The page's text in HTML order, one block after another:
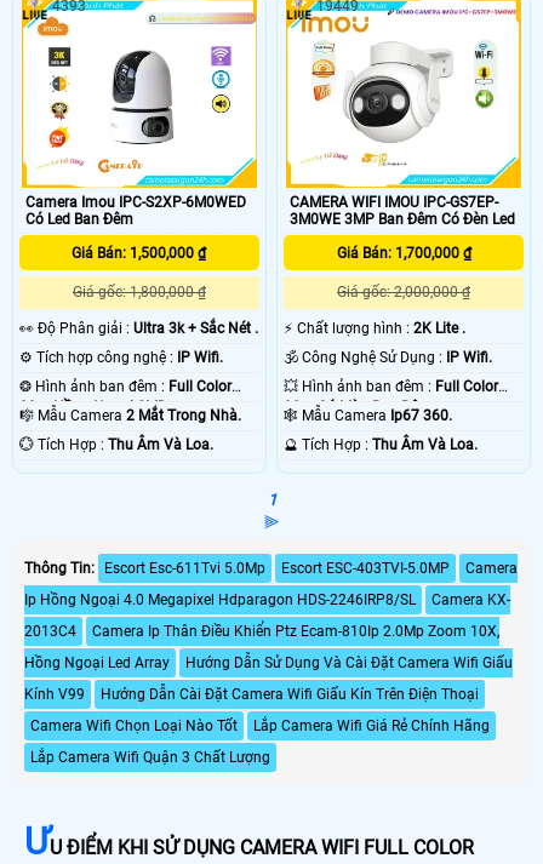
Camera Imou IPC-S2XP-6M0WED
Có Led Ban Đêm
Giá Bán: 1,500,000 ₫
Giá gốc: 1,800,000 ₫
️👀 Độ Phân giải : Ultra 3k + Sắc Nét .
⚙ Tích hợp công nghệ : IP Wifi.
❂ Hình ảnh ban đêm : Full Color
20m Hồng Ngoại SMD.
🎼️ Mẫu Camera 2 Mắt Trong Nhà.
️💮 Tích Hợp : Thu Âm Và Loa.
4393
CAMERA WIFI IMOU IPC-GS7EP-
3M0WE 3MP Ban Đêm Có Đèn Led
Giá Bán: 1,700,000 ₫
Giá gốc: 2,000,000 ₫
️⚡ Chất lượng hình :2K Lite .
🕉️ Công Nghệ Sử Dụng : IP Wifi.
💥 Hình ảnh ban đêm : Full Color
30m Có Màu Ban Ðêm.
🕸️ Mẫu Camera Ip67 360.
️🔮 Tích Hợp :Thu Âm Và Loa.
19449
1
⫸
Thông Tin: Escort Esc-611Tvi 5.0Mp Escort ESC-403TVI-5.0MP
Camera
Ip Hồng Ngoại 4.0 Megapixel Hdparagon HDS-2246IRP8/SL
Camera KX-
2013C4
Camera Ip Thân Điều Khiển Ptz Ecam-810Ip 2.0Mp Zoom 10X,
Hồng Ngoại Led Array
Hướng Dẫn Sử Dụng Và Cài Đặt Camera Wifi Giấu
Kính V99
Hướng Dẫn Cài Đặt Camera Wifi Giấu Kín Trên Điện Thoại
Camera Wifi Chọn Loại Nào Tốt
Lắp Camera Wifi Giá Rẻ Chính Hãng
Lắp Camera Wifi Quận 3 Chất Lượng
ƯU ĐIỂM KHI SỬ DỤNG CAMERA WIFI FULL COLOR